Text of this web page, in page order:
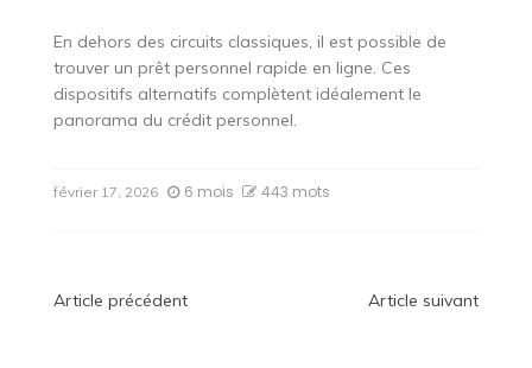
En dehors des circuits classiques, il est possible de
trouver un prêt personnel rapide en ligne. Ces
dispositifs alternatifs complètent idéalement le
panorama du crédit personnel.
février 17, 2026 6 mois 443 mots
Navigation
Article précédent Article suivant